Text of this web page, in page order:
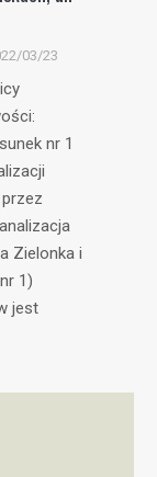
03/23
nr 1
Zielonka i
1)
jest